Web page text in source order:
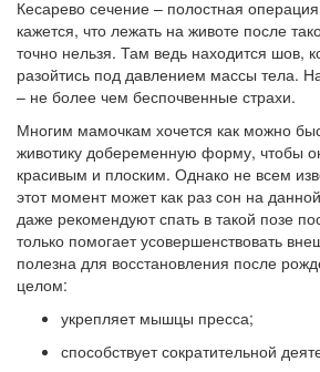
Кесарево сечение – полостная
кажется, что лежать на животе после
точно нельзя. Там ведь находится шов,
разойтись под давлением массы тела.
– не более чем беспочвенные страхи.
Многим мамочкам хочется как можно
животику добеременную форму, чтобы
красивым и плоским. Однако не всем
этот момент может как раз сон на
даже рекомендуют спать в такой позе
только помогает усовершенствовать
полезна для восстановления после
целом:
укрепляет мышцы пресса;
способствует сократительной